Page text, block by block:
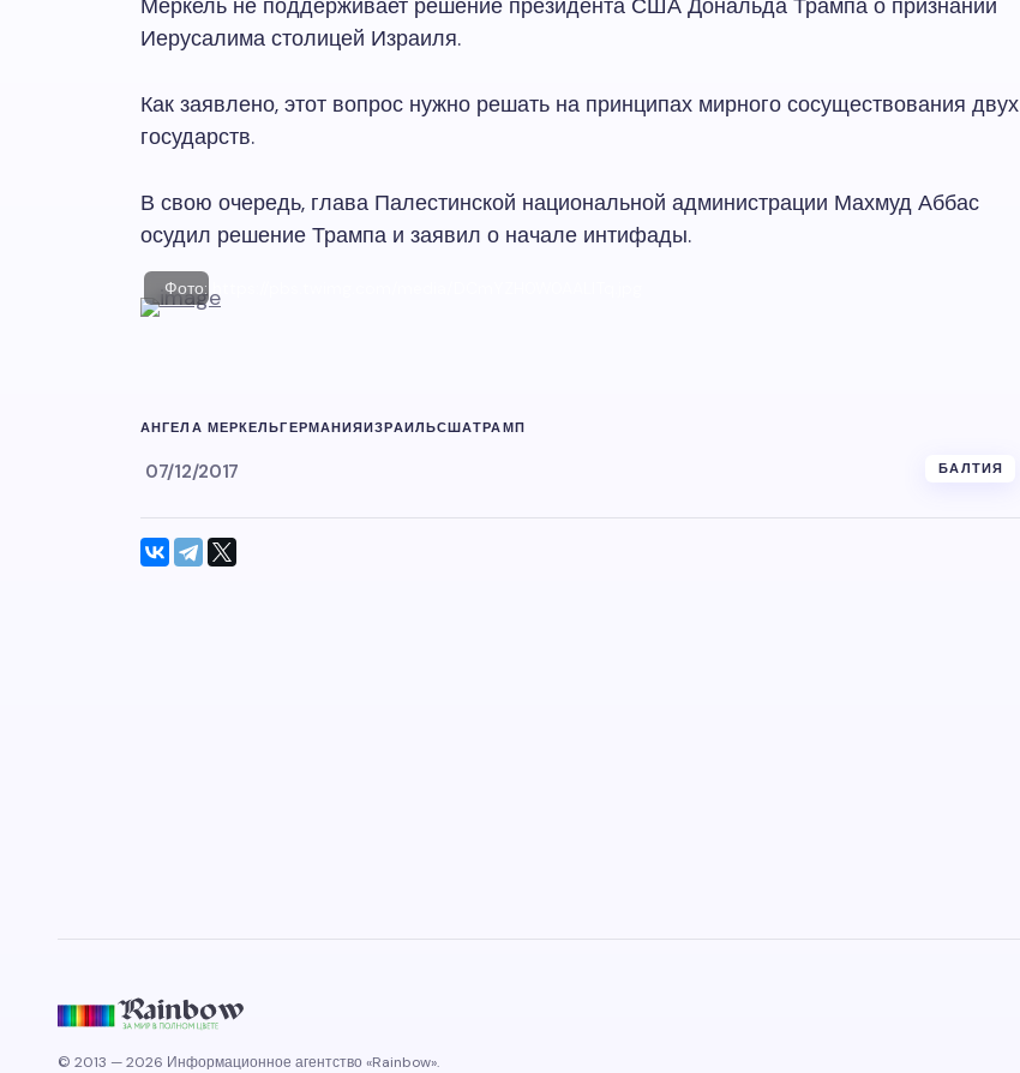
Меркель не поддерживает решение президента США Дональда Трампа о признании
Иерусалима столицей Израиля.
Как заявлено, этот вопрос нужно решать на принципах мирного сосуществования двух
государств.
В свою очередь, глава Палестинской национальной администрации Махмуд Аббас
осудил решение Трампа и заявил о начале интифады.
Фото: https://pbs.twimg.com/media/DCmYZH0W0AALlTq.jpg
АНГЕЛА МЕРКЕЛЬГЕРМАНИЯИЗРАИЛЬСШАТРАМП
07/12/2017 БАЛТИЯ
© 2013 — 2026 Информационное агентство «Rainbow».